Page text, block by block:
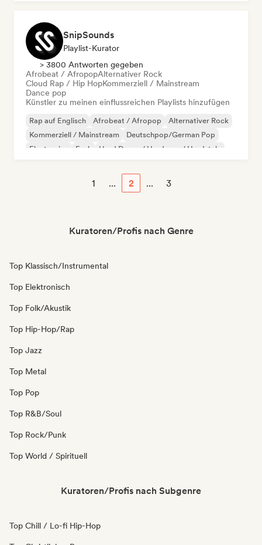
SnipSounds
Playlist-Kurator
> 3800 Antworten gegeben
Afrobeat / AfropopAlternativer Rock
Cloud Rap / Hip HopKommerziell / Mainstream
Dance pop
Künstler zu meinen einflussreichen Playlists hinzufügen
Rap auf Englisch Afrobeat / Afropop
Alternativer Rock
Kommerziell / Mainstream
Deutschpop/German Pop
Electronica
Funk Hard Dance / Hardcore / Hardstyle
1 ... 2 ... 3
Kuratoren/Profis nach Genre
Top Klassisch/Instrumental
Top Elektronisch
Top Folk/Akustik
Top Hip-Hop/Rap
Top Jazz
Top Metal
Top Pop
Top R&B/Soul
Top Rock/Punk
Top World / Spirituell
Kuratoren/Profis nach Subgenre
Top Chill / Lo-fi Hip-Hop